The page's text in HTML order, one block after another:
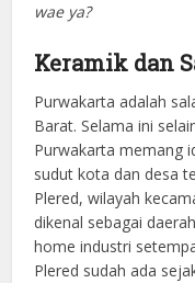
wae ya?
Keramik dan
Purwakarta adalah
Barat. Selama ini
Purwakarta memang
sudut kota dan desa
Plered, wilayah
dikenal sebagai
home industri
Plered sudah ada